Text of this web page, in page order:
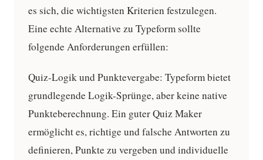
es sich, die wichtigsten Kriterien festzulegen.
Eine echte Alternative zu Typeform sollte
folgende Anforderungen erfüllen:
Quiz-Logik und Punktevergabe: Typeform bietet
grundlegende Logik-Sprünge, aber keine native
Punkteberechnung. Ein guter Quiz Maker
ermöglicht es, richtige und falsche Antworten zu
definieren, Punkte zu vergeben und individuelle